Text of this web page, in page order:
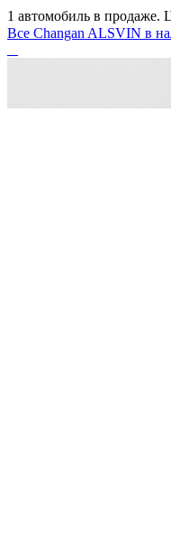
1 автомобиль в продаже.
Все Changan ALSVIN в